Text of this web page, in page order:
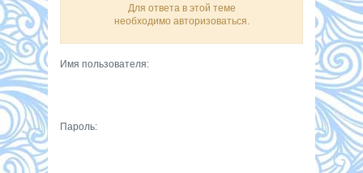
Для ответа в этой теме
необходимо авторизоваться.
Имя пользователя:
Пароль: